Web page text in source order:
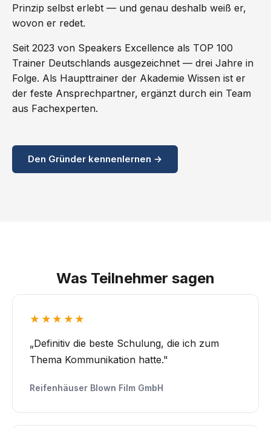
Prinzip selbst erlebt — und genau deshalb weiß er,
wovon er redet.
Seit 2023 von Speakers Excellence als TOP 100
Trainer Deutschlands ausgezeichnet — drei Jahre in
Folge. Als Haupttrainer der Akademie Wissen ist er
der feste Ansprechpartner, ergänzt durch ein Team
aus Fachexperten.
Den Gründer kennenlernen →
Was Teilnehmer sagen
★★★★★
„Definitiv die beste Schulung, die ich zum
Thema Kommunikation hatte."
Reifenhäuser Blown Film GmbH